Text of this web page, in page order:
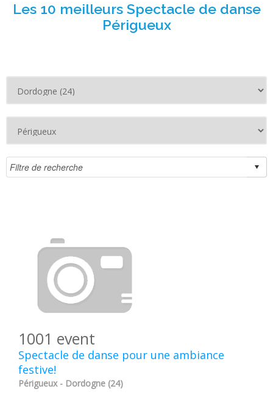
Les 10 meilleurs Spectacle de danse
Périgueux
1001 event
Spectacle de danse pour une ambiance
festive!
Périgueux - Dordogne (24)